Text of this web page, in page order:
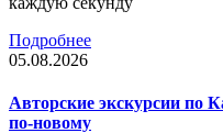
Подробнее
05.08.2026
Авторские экскурсии по
по-новому